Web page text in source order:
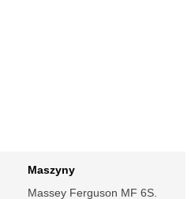
Maszyny
Massey Ferguson MF 6S.